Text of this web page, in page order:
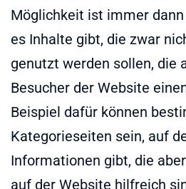
Möglichkeit ist immer
es Inhalte gibt, die zwar
genutzt werden sollen, die
Besucher der Website
Beispiel dafür können
Kategorieseiten sein, auf
Informationen gibt, die
auf der Website hilfreich